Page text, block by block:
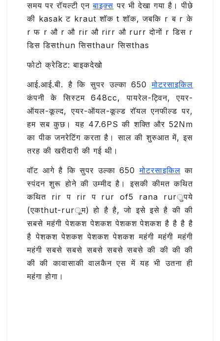
समय पर रॉयल्टी एनबाइक्स पर भी देखा गया है। पीछे
की kasak ट kraut शॉक t शॉक, जबकि r ब r के
r फ r औ r औ rir औ rirr औ rurr दोनों r डिस r
डिस डिसthun सिसthaur सिसthas
फोटो क्रेडिट: बाइकदेखो
आई.आई.बी. है कि सुपर उल्का 650मोटरसाइकिल
कंपनी के सिस्टम 648cc, पायरेल-ट्विन, एयर-
ऑयल-कूल्द, एयर-ऑयल-कूल्ड रॉयल एनफील्ड पर,
हम सब कुछ। यह 47.6PS की शक्ति और 52Nm
का पीक जनरेटिंग करता है। साल की शुरुआत में, इस
तरह की खरीदारी की गई थी।
वॉट आगे है कि सुपर उल्का 650मोटरसाइकिल का
स्पंदन शुरू होने की उम्मीद है। इसकी कीमत कथित
कथित rir प rir प rur of5 rana rurुपये
(एकthut-rurूम) हो है है, जो इसे इसे है की की
सबसे महंगी पेशकश पेशकश पेशकश पेशकश है है है है
है पेशकश पेशकश पेशकश पेशकश महंगी महंगी महंगी
महंगी सबसे सबसे सबसे सबसे सबसे की की की की
की की कावासाकी वालकैन एस में यह भी उतना ही
महंगा होगा।